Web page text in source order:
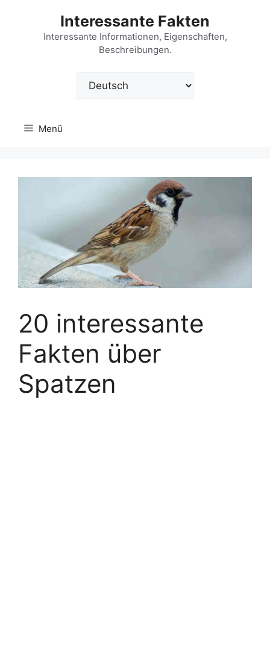
Interessante Fakten
Interessante Informationen, Eigenschaften,
Beschreibungen.
Sprache
auswählen
Menü
20 interessante
Fakten über
Spatzen